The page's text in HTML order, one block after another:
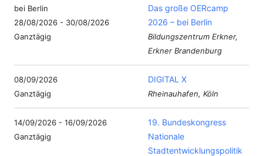
28/08/2026 - 30/08/2026
Ganztägig
Das große OERcamp
2026 – bei Berlin
Bildungszentrum Erkner,
Erkner Brandenburg
08/09/2026
Ganztägig
DIGITAL X
Rheinauhafen, Köln
14/09/2026 - 16/09/2026
Ganztägig
19. Bundeskongress
Nationale
Stadtentwicklungspolitik